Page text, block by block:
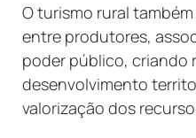
O turismo rural
entre produtores,
poder público, criando
desenvolvimento
valorização dos